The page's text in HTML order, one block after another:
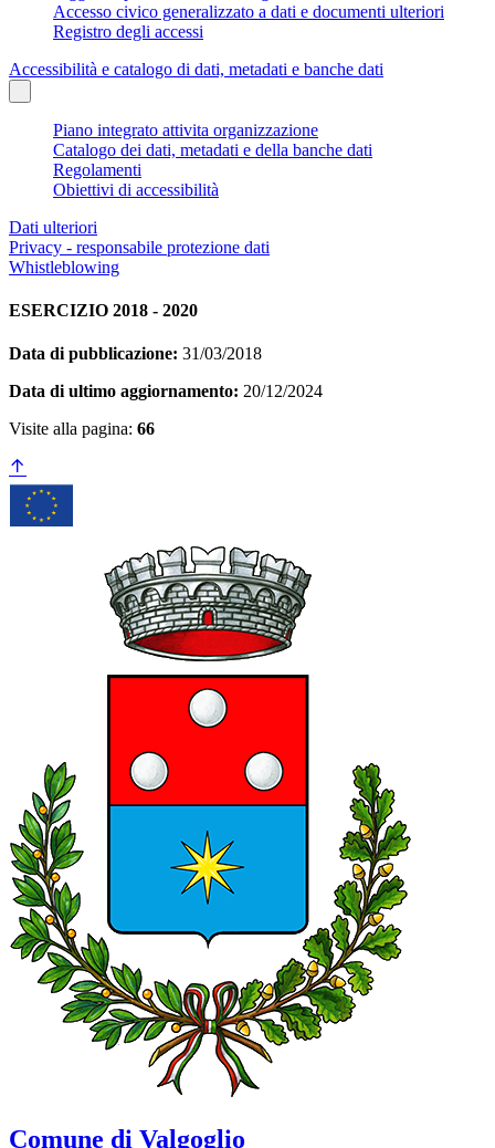
Accesso civico generalizzato a dati e documenti ulteriori
Registro degli accessi
Accessibilità e catalogo di dati, metadati e banche dati
Piano integrato attivita organizzazione
Catalogo dei dati, metadati e della banche dati
Regolamenti
Obiettivi di accessibilità
Dati ulteriori
Privacy - responsabile protezione dati
Whistleblowing
ESERCIZIO 2018 - 2020
Data di pubblicazione: 31/03/2018
Data di ultimo aggiornamento: 20/12/2024
Visite alla pagina: 66
Comune di Valgoglio